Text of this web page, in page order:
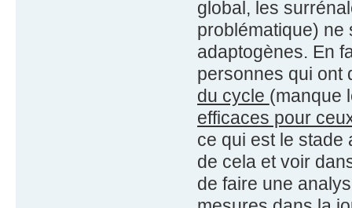
global, les
problématique) ne
adaptogènes. En
personnes qui ont
du cycle (manque
efficaces pour
ce qui est le stade
de cela et voir
de faire une